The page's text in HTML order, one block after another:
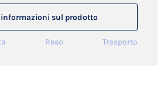
sul prodotto
Reso Trasporto